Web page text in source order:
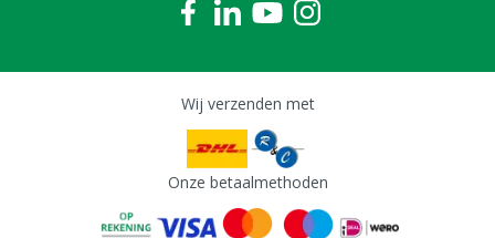
Wij verzenden met
Onze betaalmethoden